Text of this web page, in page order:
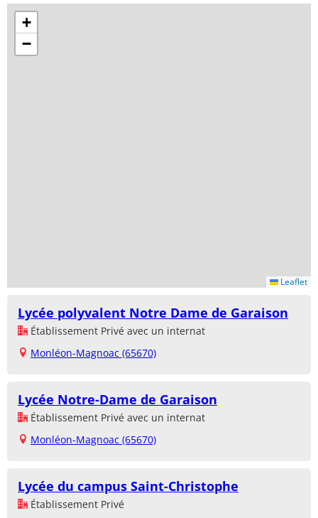
+
−
Leaflet
Lycée polyvalent Notre Dame de Garaison
Établissement Privé avec un internat
Monléon-Magnoac (65670)
Lycée Notre-Dame de Garaison
Établissement Privé avec un internat
Monléon-Magnoac (65670)
Lycée du campus Saint-Christophe
Établissement Privé